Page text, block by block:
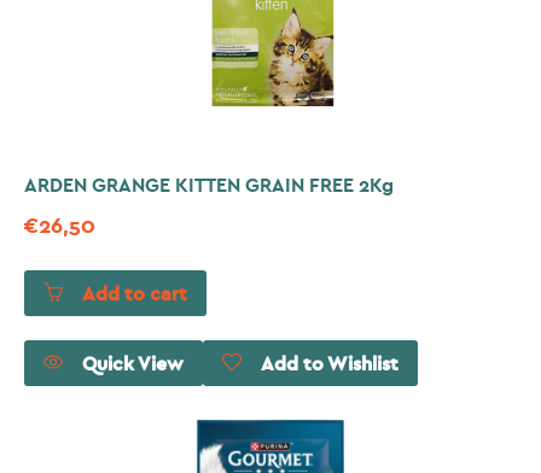
ARDEN GRANGE KITTEN GRAIN FREE 2Kg
€26,50
Add to cart
Quick View Add to Wishlist